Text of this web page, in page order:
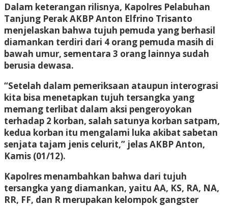
Dalam keterangan rilisnya, Kapolres Pelabuhan
Tanjung Perak AKBP Anton Elfrino Trisanto
menjelaskan bahwa tujuh pemuda yang berhasil
diamankan terdiri dari 4 orang pemuda masih di
bawah umur, sementara 3 orang lainnya sudah
berusia dewasa.
“Setelah dalam pemeriksaan ataupun interograsi
kita bisa menetapkan tujuh tersangka yang
memang terlibat dalam aksi pengeroyokan
terhadap 2 korban, salah satunya korban satpam,
kedua korban itu mengalami luka akibat sabetan
senjata tajam jenis celurit,” jelas AKBP Anton,
Kamis (01/12).
Kapolres menambahkan bahwa dari tujuh
tersangka yang diamankan, yaitu AA, KS, RA, NA,
RR, FF, dan R merupakan kelompok gangster